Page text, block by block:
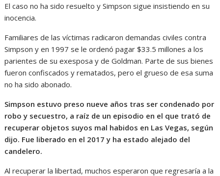
El caso no ha sido resuelto y Simpson sigue insistiendo en su
inocencia.
Familiares de las víctimas radicaron demandas civiles contra
Simpson y en 1997 se le ordenó pagar $33.5 millones a los
parientes de su exesposa y de Goldman. Parte de sus bienes
fueron confiscados y rematados, pero el grueso de esa suma
no ha sido abonado.
Simpson estuvo preso nueve años tras ser condenado por
robo y secuestro, a raíz de un episodio en el que trató de
recuperar objetos suyos mal habidos en Las Vegas, según
dijo. Fue liberado en el 2017 y ha estado alejado del
candelero.
Al recuperar la libertad, muchos esperaron que regresaría a la